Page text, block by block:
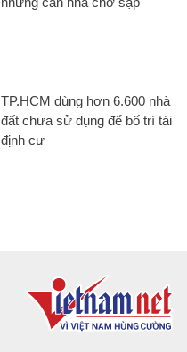
TP.HCM dùng hơn 6.600 nhà
đất chưa sử dụng để bố trí tái
định cư